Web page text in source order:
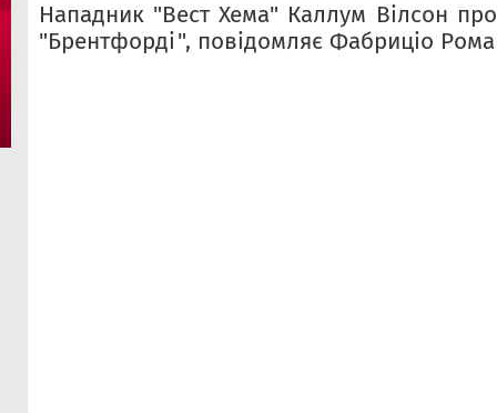
Нападник "Вест Хема" Каллум Вілсон
"Брентфорді", повідомляє Фабриціо